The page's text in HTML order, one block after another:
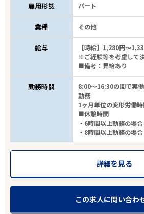
雇用形態 パート
業種 その他
給与
【時給】1,280円～
※ご経験等を考慮して決
■備考：昇給あり
勤務時間
8:00～16:30の間で実
勤務
1ヶ月単位の変形労働
■休憩時間
・6時間以上勤務の場
・8時間以上勤務の場
詳細を見る
この求人に問い合わ